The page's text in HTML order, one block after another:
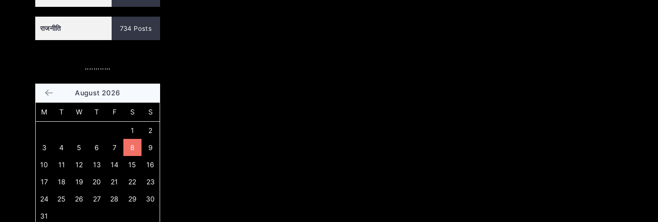
राजनीति 734 Posts
............
August 2026
M T W T F S S
1 2
3 4 5 6 7 8 9
10 11 12 13 14 15 16
17 18 19 20 21 22 23
24 25 26 27 28 29 30
31